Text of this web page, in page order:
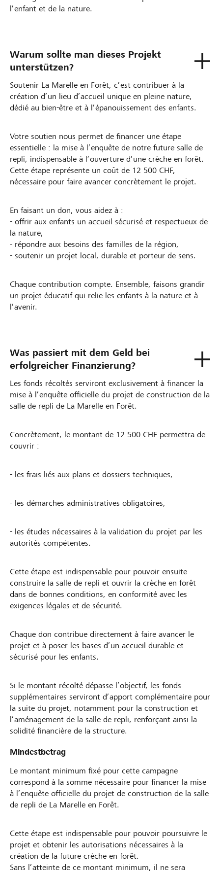
l’enfant et de la nature.
Warum sollte man dieses Projekt
unterstützen?
Soutenir La Marelle en Forêt, c’est contribuer à la
création d’un lieu d’accueil unique en pleine nature,
dédié au bien-être et à l’épanouissement des enfants.
Votre soutien nous permet de financer une étape
essentielle : la mise à l’enquête de notre future salle de
repli, indispensable à l’ouverture d’une crèche en forêt.
Cette étape représente un coût de 12 500 CHF,
nécessaire pour faire avancer concrètement le projet.
En faisant un don, vous aidez à :
- offrir aux enfants un accueil sécurisé et respectueux de
la nature,
- répondre aux besoins des familles de la région,
- soutenir un projet local, durable et porteur de sens.
Chaque contribution compte. Ensemble, faisons grandir
un projet éducatif qui relie les enfants à la nature et à
l’avenir.
Was passiert mit dem Geld bei
erfolgreicher Finanzierung?
Les fonds récoltés serviront exclusivement à financer la
mise à l’enquête officielle du projet de construction de la
salle de repli de La Marelle en Forêt.
Concrètement, le montant de 12 500 CHF permettra de
couvrir :
- les frais liés aux plans et dossiers techniques,
- les démarches administratives obligatoires,
- les études nécessaires à la validation du projet par les
autorités compétentes.
Cette étape est indispensable pour pouvoir ensuite
construire la salle de repli et ouvrir la crèche en forêt
dans de bonnes conditions, en conformité avec les
exigences légales et de sécurité.
Chaque don contribue directement à faire avancer le
projet et à poser les bases d’un accueil durable et
sécurisé pour les enfants.
Si le montant récolté dépasse l’objectif, les fonds
supplémentaires serviront d’apport complémentaire pour
la suite du projet, notamment pour la construction et
l’aménagement de la salle de repli, renforçant ainsi la
solidité financière de la structure.
Mindestbetrag
Le montant minimum fixé pour cette campagne
correspond à la somme nécessaire pour financer la mise
à l’enquête officielle du projet de construction de la salle
de repli de La Marelle en Forêt.
Cette étape est indispensable pour pouvoir poursuivre le
projet et obtenir les autorisations nécessaires à la
création de la future crèche en forêt.
Sans l’atteinte de ce montant minimum, il ne sera